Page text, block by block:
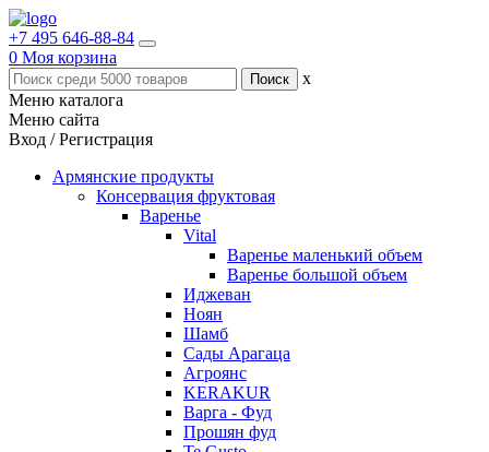
+7 495 646-88-84
0 Моя корзина
x
Меню каталога
Меню сайта
Вход / Регистрация
Армянские продукты
Консервация фруктовая
Варенье
Vital
Варенье маленький объем
Варенье большой объем
Иджеван
Ноян
Шамб
Сады Арагаца
Агроянс
KERAKUR
Варга - Фуд
Прошян фуд